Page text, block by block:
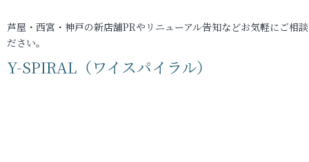
芦屋・西宮・神戸の新店舗PRやリニューアル告知などお気軽にご相
ださい。
Y-SPIRAL（ワイスパイラル）